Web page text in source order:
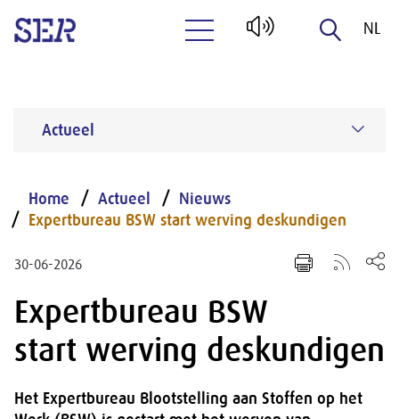
NL
Actueel
Home Actueel
Nieuws
Expertbureau BSW start werving deskundigen
30-06-2026
Expertbureau BSW
start werving deskundigen
Het Expertbureau Blootstelling aan Stoffen op het